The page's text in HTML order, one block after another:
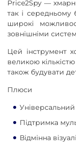
Price2Spy —
так і середньому
широкі
зовнішніми
Цей інструмент
великою кількістю
також будувати
Плюси
Підтримка
Відмінна